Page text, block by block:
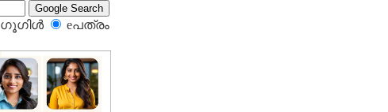
ഗൂഗിള്‍ eപത്രം‍